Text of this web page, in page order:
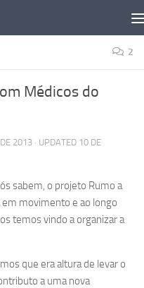
2
Médicos do
2013 · UPDATED 10 DE
sabem, o projeto Rumo a
em movimento e ao longo
temos vindo a organizar a
que era altura de levar o
a uma nova